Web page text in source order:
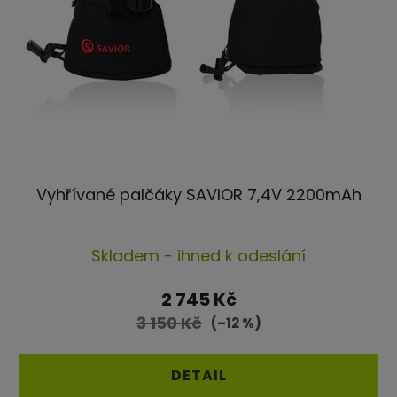
Vyhřívané palčáky SAVIOR 7,4V 2200mAh
hodnocení
produktu
je
z
Skladem - ihned k odeslání
2 745 Kč
3 150 Kč (–12 %)
DETAIL